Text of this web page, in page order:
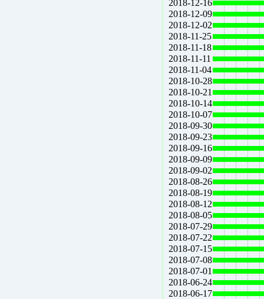
2018-12-16
2018-12-09
2018-12-02
2018-11-25
2018-11-18
2018-11-11
2018-11-04
2018-10-28
2018-10-21
2018-10-14
2018-10-07
2018-09-30
2018-09-23
2018-09-16
2018-09-09
2018-09-02
2018-08-26
2018-08-19
2018-08-12
2018-08-05
2018-07-29
2018-07-22
2018-07-15
2018-07-08
2018-07-01
2018-06-24
2018-06-17